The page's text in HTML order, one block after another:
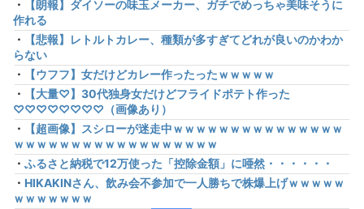
・
【朗報】ダイソーの味玉メーカー、ガチでめっちゃ美味そうに
作れる
・
【悲報】レトルトカレー、種類が多すぎてどれが良いのかわか
らない
・
【ウフフ】女だけどカレー作ったったｗｗｗｗｗ
・
【大量♡】30代独身女だけどフライドポテト作った
♡♡♡♡♡♡♡♡（画像あり）
・
【超画像】スシローが迷走中ｗｗｗｗｗｗｗｗｗｗｗｗｗｗｗ
ｗｗｗｗｗｗｗｗｗｗｗｗｗｗｗｗｗｗ
・ ふるさと納税で12万使った「控除金額」に唖然・・・・・・
・ HIKAKINさん、飲み会不参加で一人勝ちで株爆上げｗｗｗｗｗ
ｗｗｗｗｗｗｗ